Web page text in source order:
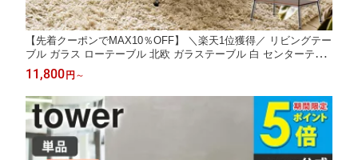
【先着クーポンでMAX10％OFF】 ＼楽天1位獲得／ リビングテー
ブル ガラス ローテーブル 北欧 ガラステーブル 白 センターテー
ブル おしゃれ 棚付き 幅80 テーブル ホワイト 収納 ディスプレイ
韓国 インテリア 小さめ ワンルーム ナチュラル ブラック 一人暮
らし Works
11,800 円 ～